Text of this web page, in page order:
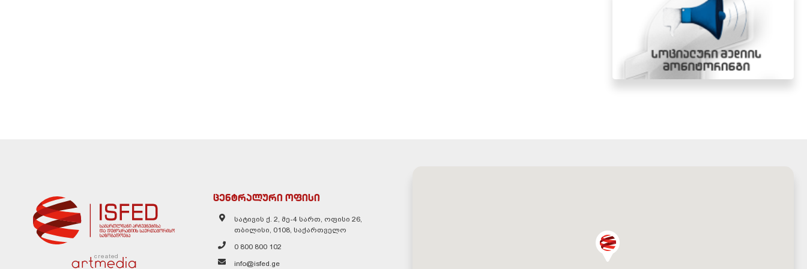
created
ცენტრალური ოფისი
სატივის ქ. 2, მე-4 სართ, ოფისი 26,
თბილისი, 0108, საქართველო
0 800 800 102
info@isfed.ge